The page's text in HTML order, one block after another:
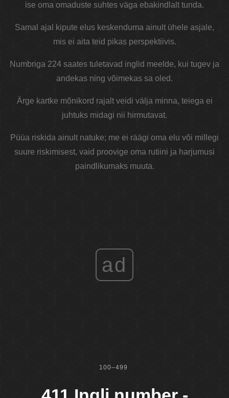
ise oma omaduste suhtes väga ebakindlalt tunda.
Samal ajal kipute elus keskenduma ainult ühele asjale,
mis ei aita teid pikas perspektiivis.
Numbriga 224 saates tuletavad inglid meelde, kui tugev ja
andekas ning võimekas sa oled.
Ärge kartke mõnikord rajalt veidi välja minna, teiega ei
juhtuks midagi nii hirmutavat.
Püüa riskida ainult natuke; me ei räägi oma elu või millegi
suure riskimisest, vaid proovige oma rutiini ja harjumusi
paindlikumaks muuta.
ad
100–499